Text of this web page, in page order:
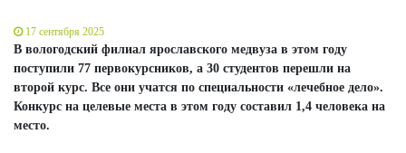
17 сентября 2025
В вологодский филиал ярославского медвуза в этом году
поступили 77 первокурсников, а 30 студентов перешли на
второй курс. Все они учатся по специальности «лечебное дело».
Конкурс на целевые места в этом году составил 1,4 человека на
место.